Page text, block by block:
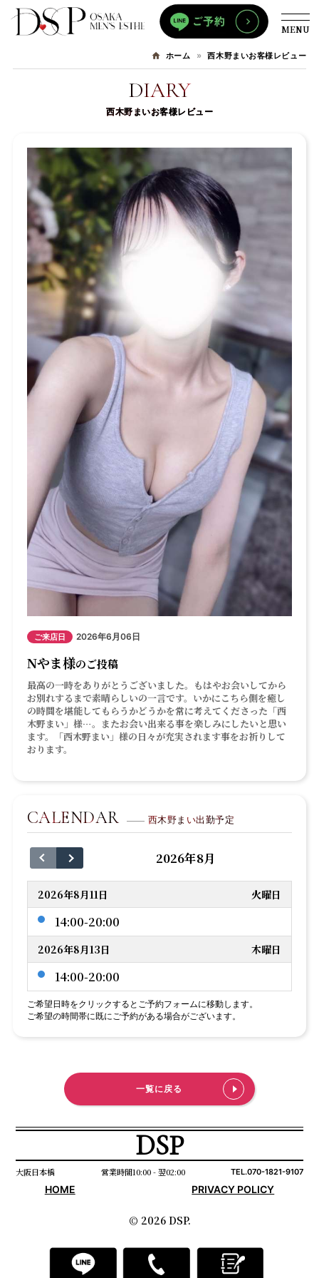
ホーム 西木野まいお客様レビュー
MENU
DIARY
西木野まいお客様レビュー
ご来店日 2026年6月06日
Nやま様のご投稿
最高の一時をありがとうございました。もはやお会いしてから
お別れするまで素晴らしいの一言です。いかにこちら側を癒し
の時間を堪能してもらうかどうかを常に考えてくださった「西
木野まい」様…。またお会い出来る事を楽しみにしたいと思い
ます。「西木野まい」様の日々が充実されます事をお祈りして
おります。
CALENDAR 西木野まい出勤予定
2026年8月
2026年8月11日 火曜日
14:00-20:00
2026年8月13日 木曜日
14:00-20:00
ご希望日時をクリックするとご予約フォームに移動します。
ご希望の時間帯に既にご予約がある場合がございます。
一覧に戻る
DSP
大阪日本橋 営業時間10:00 - 翌02:00 TEL.070-1821-9107
HOME PRIVACY POLICY
© 2026 DSP.